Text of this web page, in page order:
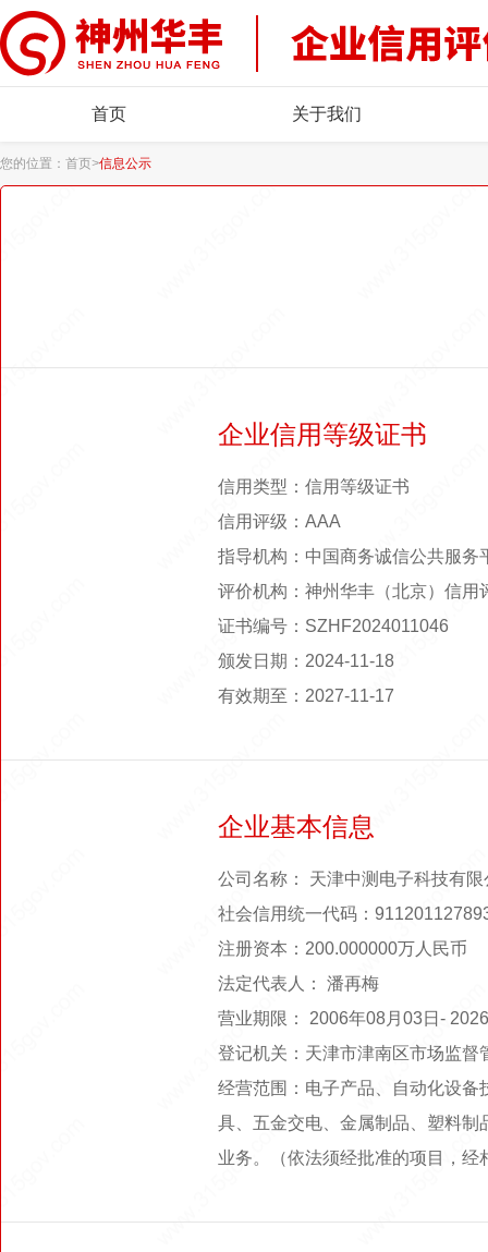
首页 关于我们
您的位置： 首页>信息公示
企业信用等级证书
信用类型：信用等级证书
信用评级：AAA
指导机构：中国商务诚信公共服务
评价机构：神州华丰（北京）信用
证书编号：SZHF2024011046
颁发日期：2024-11-18
有效期至：2027-11-17
企业基本信息
公司名称： 天津中测电子科技有限
社会信用统一代码：
注册资本：200.000000万人民币
法定代表人： 潘再梅
营业期限： 2006年08月03日-
登记机关：天津市津南区市场监督
经营范围：电子产品、自动化设
具、五金交电、金属制品、塑料
业务。（依法须经批准的项目，